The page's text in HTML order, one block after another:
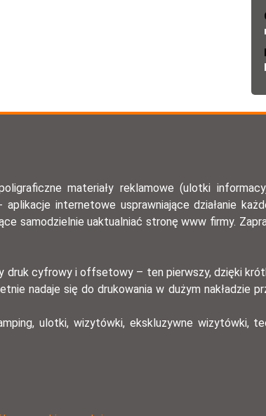
materiały reklamowe (ulotki
internetowe usprawniające działanie
samodzielnie uaktualniać stronę www firmy.
druk cyfrowy i offsetowy – ten pierwszy, dzięki
nadaje się do drukowania w dużym nakładzie
ulotki, wizytówki, ekskluzywne wizytówki,